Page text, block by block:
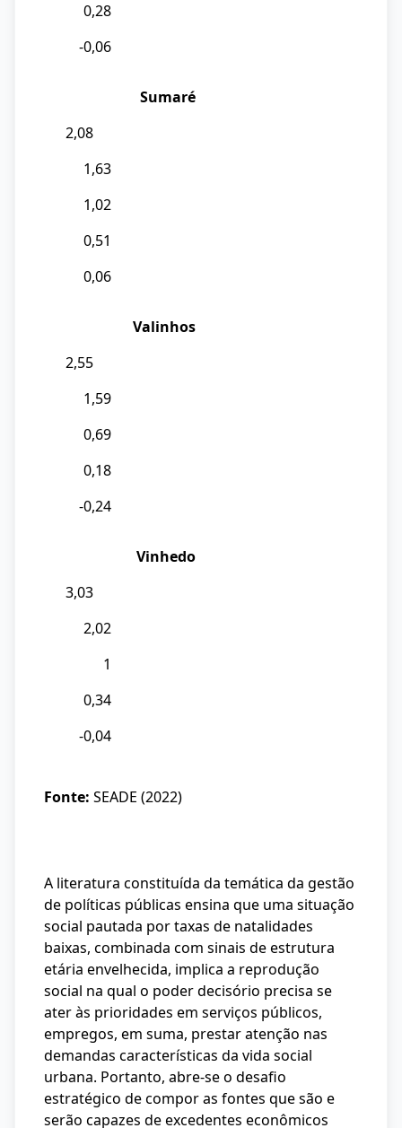
0,28
-0,06
Sumaré
2,08
1,63
1,02
0,51
0,06
Valinhos
2,55
1,59
0,69
0,18
-0,24
Vinhedo
3,03
2,02
1
0,34
-0,04
Fonte: SEADE (2022)
A literatura constituída da temática da gestão
de políticas públicas ensina que uma situação
social pautada por taxas de natalidades
baixas, combinada com sinais de estrutura
etária envelhecida, implica a reprodução
social na qual o poder decisório precisa se
ater às prioridades em serviços públicos,
empregos, em suma, prestar atenção nas
demandas características da vida social
urbana. Portanto, abre-se o desafio
estratégico de compor as fontes que são e
serão capazes de excedentes econômicos